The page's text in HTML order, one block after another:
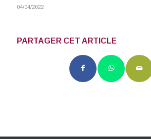
04/04/2022
PARTAGER CET ARTICLE